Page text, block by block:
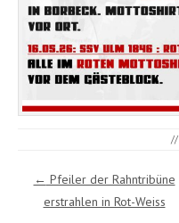
//
Post navigation
← Pfeiler der Rahntribüne
erstrahlen in Rot-Weiss